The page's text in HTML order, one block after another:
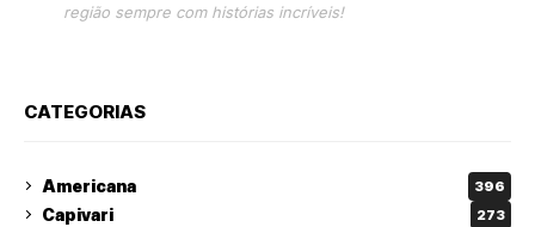
região sempre com histórias incríveis!
CATEGORIAS
Americana 396
Capivari 273